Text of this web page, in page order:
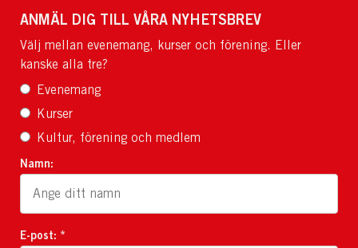
ANMÄL DIG TILL VÅRA NYHETSBREV
Välj mellan evenemang, kurser och förening. Eller
kanske alla tre?
Evenemang
Kurser
Kultur, förening och medlem
Namn:
E-post: *